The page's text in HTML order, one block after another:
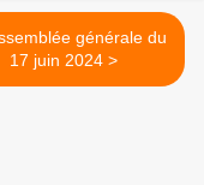
générale du
17 juin 2024 >